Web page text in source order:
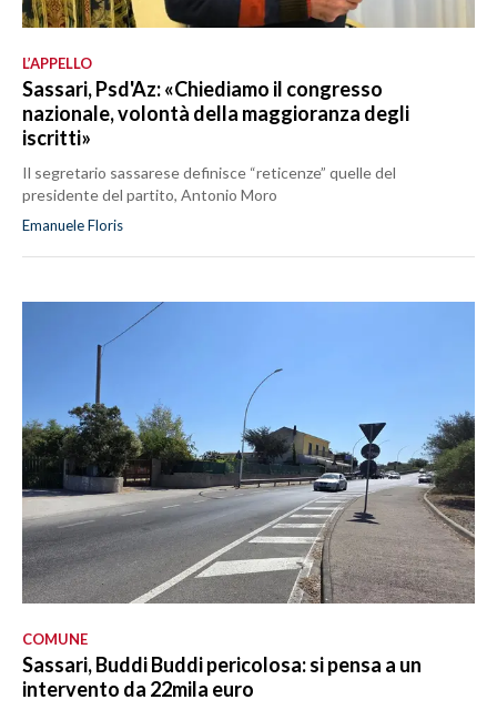
L’APPELLO
Sassari, Psd'Az: «Chiediamo il congresso
nazionale, volontà della maggioranza degli
iscritti»
Il segretario sassarese definisce “reticenze” quelle del
presidente del partito, Antonio Moro
Emanuele Floris
COMUNE
Sassari, Buddi Buddi pericolosa: si pensa a un
intervento da 22mila euro